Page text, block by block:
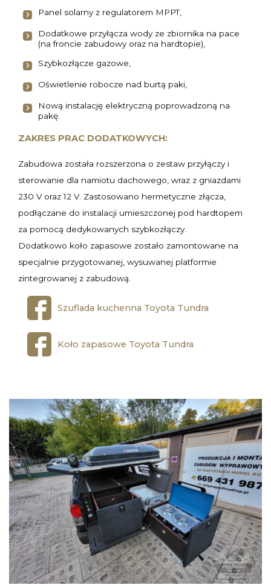
Panel solarny z regulatorem MPPT,
Dodatkowe przyłącza wody ze zbiornika na pace
(na froncie zabudowy oraz na hardtopie),
Szybkozłącze gazowe,
Oświetlenie robocze nad burtą paki,
Nową instalację elektryczną poprowadzoną na
pakę.
ZAKRES PRAC DODATKOWYCH:
Zabudowa została rozszerzona o zestaw przyłączy i
sterowanie dla namiotu dachowego, wraz z gniazdami
230 V oraz 12 V. Zastosowano hermetyczne złącza,
podłączane do instalacji umieszczonej pod hardtopem
za pomocą dedykowanych szybkozłączy.
Dodatkowo koło zapasowe zostało zamontowane na
specjalnie przygotowanej, wysuwanej platformie
zintegrowanej z zabudową.
Szuflada kuchenna Toyota Tundra
Koło zapasowe Toyota Tundra